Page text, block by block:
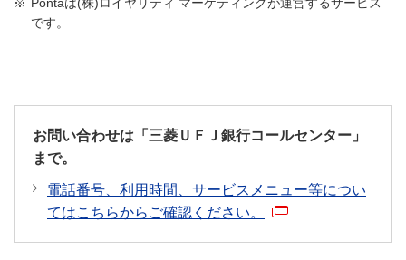
申し込みしてください。（申込状況により、翌営
業日以降になる場合があります。）
さい。
のうえ、ご本人さまがお申し込みください。
「犯罪による収益の移転防止に関する法律」に基づ
き、ご本人さまからのお申し込みであること、ならび
に取引を行う目的・ご職業等を確認させていただきま
す。
スマート口座開設をご利用の場合、印鑑の届出は不要
です。
本人確認書類についてくわしくはこちら
です。
お問い合わせは「三菱ＵＦＪ銀行コールセンター」
まで。
電話番号、利用時間、サービスメニュー等につい
てはこちらからご確認ください。